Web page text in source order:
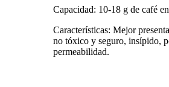
Capacidad: 10-18 g de café
Características: Mejor
no tóxico y seguro, insípido,
permeabilidad.